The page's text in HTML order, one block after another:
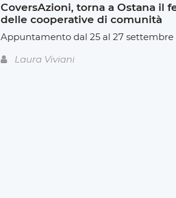
CoversAzioni, torna a Ostana il
delle cooperative di comunità
Appuntamento dal 25 al 27 settembre
Laura Viviani